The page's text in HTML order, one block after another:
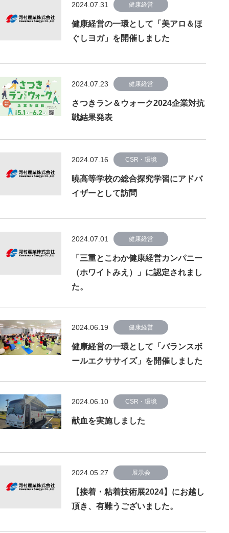
2024.07.31 健康経営
健康経営の一環として「美アロ＆ほ
ぐしヨガ」を開催しました
2024.07.23 健康経営
さつきラン＆ウォーク2024企業対抗
戦結果発表
2024.07.16 CSR・環境
暁高等学校の総合探究学習にアドバ
イザーとして訪問
2024.07.01 健康経営
「三重とこわか健康経営カンパニー
（ホワイトみえ）」に認定されまし
た。
2024.06.19 健康経営
健康経営の一環として「バランスボ
ールエクササイズ」を開催しました
2024.06.10 CSR・環境
献血を実施しました
2024.05.27 展示会
【接着・粘着技術展2024】にお越し
頂き、有難うございました。